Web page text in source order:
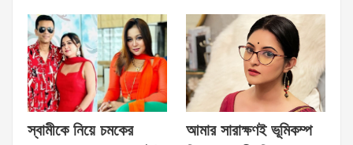
স্বামীকে নিয়ে চমকের
আমার সারাক্ষণই ভূমিকম্প